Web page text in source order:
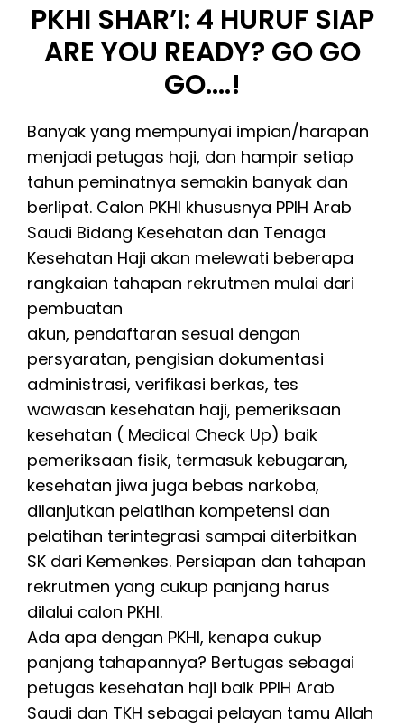
PKHI SHAR’I: 4 HURUF SIAP
ARE YOU READY? GO GO
GO….!
Banyak yang mempunyai impian/harapan
menjadi petugas haji, dan hampir setiap
tahun peminatnya semakin banyak dan
berlipat. Calon PKHI khususnya PPIH Arab
Saudi Bidang Kesehatan dan Tenaga
Kesehatan Haji akan melewati beberapa
rangkaian tahapan rekrutmen mulai dari
pembuatan
akun, pendaftaran sesuai dengan
persyaratan, pengisian dokumentasi
administrasi, verifikasi berkas, tes
wawasan kesehatan haji, pemeriksaan
kesehatan ( Medical Check Up) baik
pemeriksaan fisik, termasuk kebugaran,
kesehatan jiwa juga bebas narkoba,
dilanjutkan pelatihan kompetensi dan
pelatihan terintegrasi sampai diterbitkan
SK dari Kemenkes. Persiapan dan tahapan
rekrutmen yang cukup panjang harus
dilalui calon PKHI.
Ada apa dengan PKHI, kenapa cukup
panjang tahapannya? Bertugas sebagai
petugas kesehatan haji baik PPIH Arab
Saudi dan TKH sebagai pelayan tamu Allah